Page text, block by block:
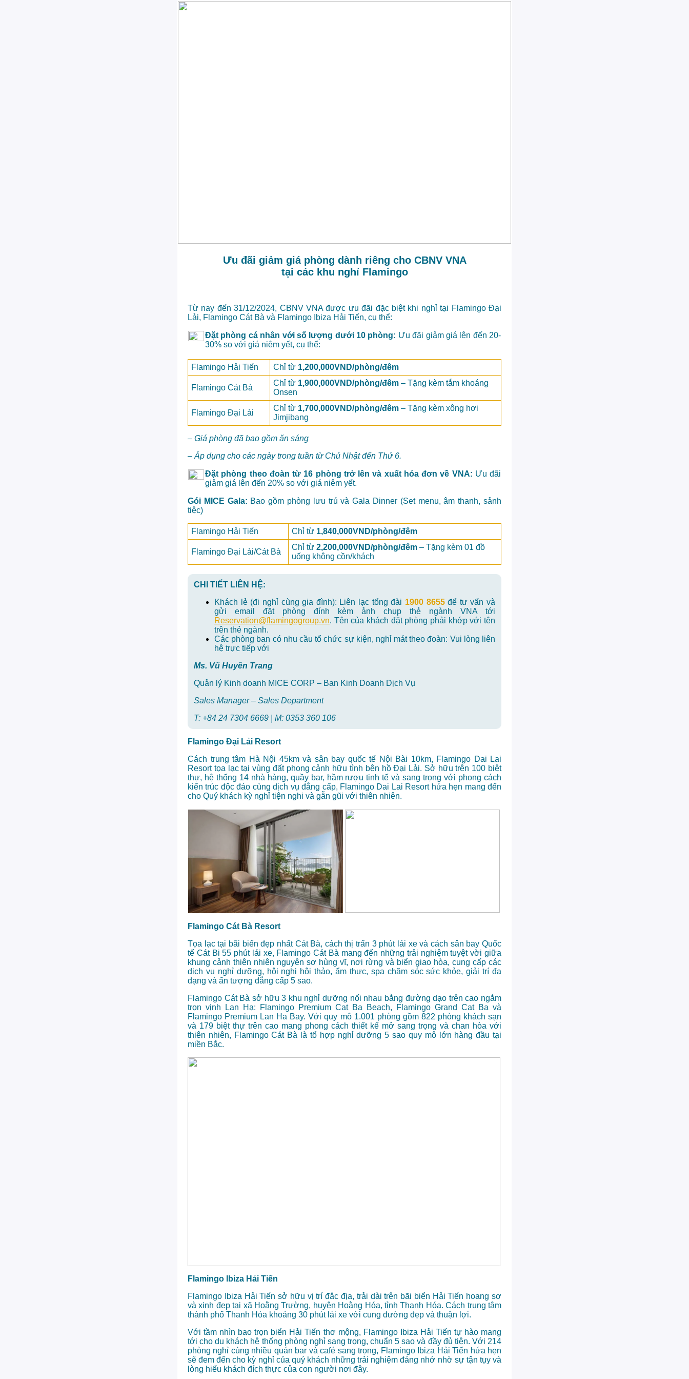
Ưu đãi giảm giá phòng dành riêng cho CBNV VNA
tại các khu nghỉ Flamingo
Từ nay đến 31/12/2024, CBNV VNA được ưu đãi đặc biệt khi nghỉ tại Flamingo Đại
Lải, Flamingo Cát Bà và Flamingo Ibiza Hải Tiến, cụ thể:
Đặt phòng cá nhân với số lượng dưới 10 phòng: Ưu đãi giảm giá lên đến 20-
30% so với giá niêm yết, cụ thể:
Flamingo Hải Tiến Chỉ từ 1,200,000VND/phòng/đêm
Flamingo Cát Bà
Chỉ từ 1,900,000VND/phòng/đêm – Tặng kèm tắm khoáng
Onsen
Flamingo Đại Lải
Chỉ từ 1,700,000VND/phòng/đêm – Tặng kèm xông hơi
Jimjibang
– Giá phòng đã bao gồm ăn sáng
– Áp dụng cho các ngày trong tuần từ Chủ Nhật đến Thứ 6.
Đặt phòng theo đoàn từ 16 phòng trở lên và xuất hóa đơn về VNA: Ưu đãi
giảm giá lên đến 20% so với giá niêm yết.
Gói MICE Gala: Bao gồm phòng lưu trú và Gala Dinner (Set menu, âm thanh, sảnh
tiệc)
Flamingo Hải Tiến Chỉ từ 1,840,000VND/phòng/đêm
Flamingo Đại Lải/Cát Bà
Chỉ từ 2,200,000VND/phòng/đêm – Tặng kèm 01 đồ
uống không cồn/khách
CHI TIẾT LIÊN HỆ:
Khách lẻ (đi nghỉ cùng gia đình): Liên lạc tổng đài 1900 8655để tư vấn và
gửi email đặt phòng đính kèm ảnh chụp thẻ ngành VNA tới
Reservation@flamingogroup.vn. Tên của khách đặt phòng phải khớp với tên
trên thẻ ngành.
Các phòng ban có nhu cầu tổ chức sự kiện, nghỉ mát theo đoàn: Vui lòng liên
hệ trực tiếp với
Ms. Vũ Huyền Trang
Quản lý Kinh doanh MICE CORP – Ban Kinh Doanh Dịch Vụ
Sales Manager – Sales Department
T: +84 24 7304 6669 | M: 0353 360 106
Flamingo Đại Lải Resort
Cách trung tâm Hà Nội 45km và sân bay quốc tế Nội Bài 10km, Flamingo Dai Lai
Resort tọa lạc tại vùng đất phong cảnh hữu tình bên hồ Đại Lải. Sở hữu trên 100 biệt
thự, hệ thống 14 nhà hàng, quầy bar, hầm rượu tinh tế và sang trọng với phong cách
kiến trúc độc đáo cùng dịch vụ đẳng cấp, Flamingo Dai Lai Resort hứa hẹn mang đến
cho Quý khách kỳ nghỉ tiện nghi và gẫn gũi với thiên nhiên.
Flamingo Cát Bà Resort
Tọa lạc tại bãi biển đẹp nhất Cát Bà, cách thị trấn 3 phút lái xe và cách sân bay Quốc
tế Cát Bi 55 phút lái xe, Flamingo Cát Bà mang đến những trải nghiệm tuyệt vời giữa
khung cảnh thiên nhiên nguyên sơ hùng vĩ, nơi rừng và biển giao hòa, cung cấp các
dịch vụ nghỉ dưỡng, hội nghị hội thảo, ẩm thực, spa chăm sóc sức khỏe, giải trí đa
dạng và ấn tượng đẳng cấp 5 sao.
Flamingo Cát Bà sở hữu 3 khu nghỉ dưỡng nối nhau bằng đường dạo trên cao ngắm
trọn vịnh Lan Hạ: Flamingo Premium Cat Ba Beach, Flamingo Grand Cat Ba và
Flamingo Premium Lan Ha Bay. Với quy mô 1.001 phòng gồm 822 phòng khách sạn
và 179 biệt thự trên cao mang phong cách thiết kế mở sang trọng và chan hòa với
thiên nhiên, Flamingo Cát Bà là tổ hợp nghỉ dưỡng 5 sao quy mô lớn hàng đầu tại
miền Bắc.
Flamingo Ibiza Hải Tiến
Flamingo Ibiza Hải Tiến sở hữu vị trí đắc địa, trải dài trên bãi biển Hải Tiến hoang sơ
và xinh đẹp tại xã Hoằng Trường, huyện Hoằng Hóa, tỉnh Thanh Hóa. Cách trung tâm
thành phố Thanh Hóa khoảng 30 phút lái xe với cung đường đẹp và thuận lợi.
Với tầm nhìn bao trọn biển Hải Tiến thơ mộng, Flamingo Ibiza Hải Tiến tự hào mang
tới cho du khách hệ thống phòng nghỉ sang trọng, chuẩn 5 sao và đầy đủ tiện. Với 214
phòng nghỉ cùng nhiều quán bar và café sang trọng, Flamingo Ibiza Hải Tiến hứa hẹn
sẽ đem đến cho kỳ nghỉ của quý khách những trải nghiệm đáng nhớ nhờ sự tận tụy và
lòng hiếu khách đích thực của con người nơi đây.